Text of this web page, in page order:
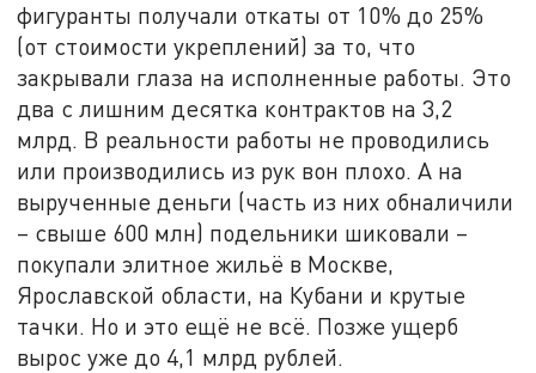
фигуранты получали откаты от 10% до 25%
(от стоимости укреплений) за то, что
закрывали глаза на исполненные работы. Это
два с лишним десятка контрактов на 3,2
млрд. В реальности работы не проводились
или производились из рук вон плохо. А на
вырученные деньги (часть из них обналичили
– свыше 600 млн) подельники шиковали –
покупали элитное жильё в Москве,
Ярославской области, на Кубани и крутые
тачки. Но и это ещё не всё. Позже ущерб
вырос уже до 4,1 млрд рублей.